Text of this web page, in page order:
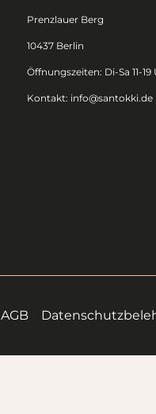
Prenzlauer Berg
10437 Berlin
Öffnungszeiten: Di-Sa 11-19
Kontakt: info@santokki.de
AGB